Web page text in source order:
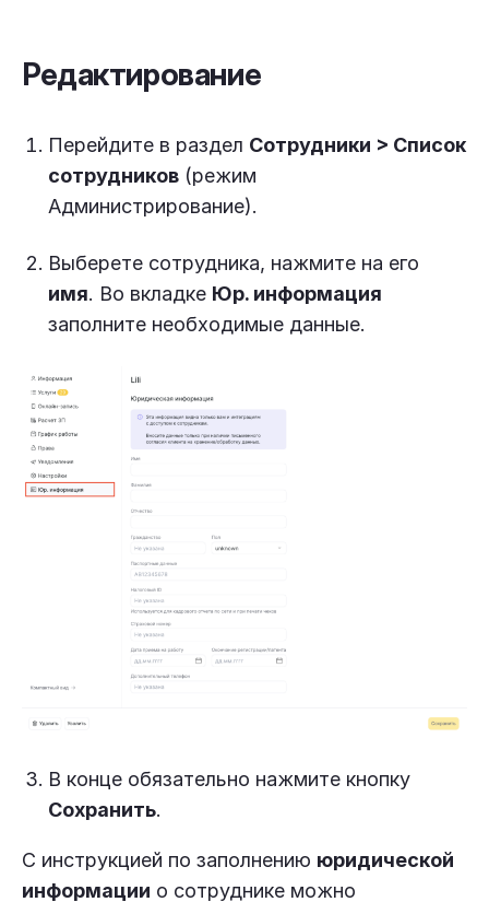
Редактирование
Перейдите в раздел Сотрудники > Список
сотрудников (режим
Администрирование).
Выберете сотрудника, нажмите на его
имя. Во вкладке Юр. информация
заполните необходимые данные.
В конце обязательно нажмите кнопку
Сохранить.
С инструкцией по заполнению юридической
информации о сотруднике можно